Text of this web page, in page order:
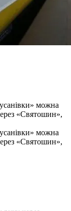
можна
«Святошин»,
можна
«Святошин»,